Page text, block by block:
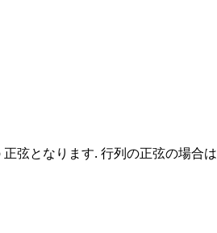
弦となります. 行列の正弦の場合は